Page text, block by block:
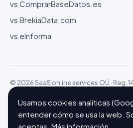
vs ComprarBaseDatos.es
vs BrekiaData.com
vs eInforma
© 2026 SaaS online services OÜ · Reg.
15551 Tallinn (Estonia)
Configurar cookiesHecho
Usamos cookies analíticas
entender cómo se usa la web.